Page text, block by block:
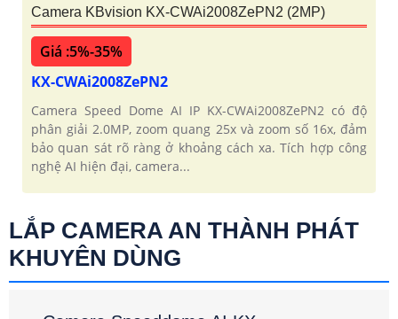
Camera KBvision KX-CWAi2008ZePN2 (2MP)
Giá :5%-35%
KX-CWAi2008ZePN2
Camera Speed Dome AI IP KX-CWAi2008ZePN2 có độ
phân giải 2.0MP, zoom quang 25x và zoom số 16x, đảm
bảo quan sát rõ ràng ở khoảng cách xa. Tích hợp công
nghệ AI hiện đại, camera...
LẮP CAMERA AN THÀNH PHÁT
KHUYÊN DÙNG